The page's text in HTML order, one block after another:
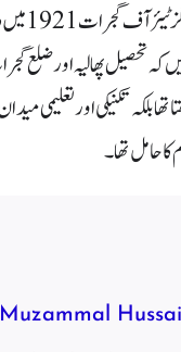
علامت
کہ تحصیل پھالیہ اور ضلع
بلکہ تکنیکی اور تعلیمی
حامل تھا۔
Muzammal